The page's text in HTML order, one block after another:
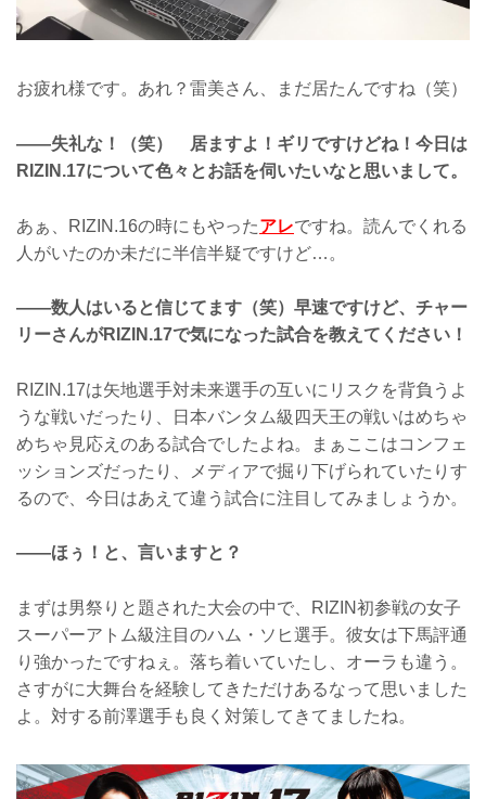
お疲れ様です。あれ？雷美さん、まだ居たんですね（笑）
――失礼な！（笑） 居ますよ！ギリですけどね！今日は
RIZIN.17について色々とお話を伺いたいなと思いまして。
あぁ、RIZIN.16の時にもやったアレですね。読んでくれる
人がいたのか未だに半信半疑ですけど…。
――数人はいると信じてます（笑）早速ですけど、チャー
リーさんがRIZIN.17で気になった試合を教えてください！
RIZIN.17は矢地選手対未来選手の互いにリスクを背負うよ
うな戦いだったり、日本バンタム級四天王の戦いはめちゃ
めちゃ見応えのある試合でしたよね。まぁここはコンフェ
ッションズだったり、メディアで掘り下げられていたりす
るので、今日はあえて違う試合に注目してみましょうか。
――ほぅ！と、言いますと？
まずは男祭りと題された大会の中で、RIZIN初参戦の女子
スーパーアトム級注目のハム・ソヒ選手。彼女は下馬評通
り強かったですねぇ。落ち着いていたし、オーラも違う。
さすがに大舞台を経験してきただけあるなって思いました
よ。対する前澤選手も良く対策してきてましたね。